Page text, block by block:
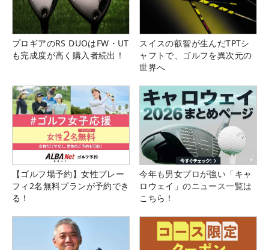
プロギアのRS DUOはFW・UT
も完成度が高く購入者続出！
スイスの叡智が生んだTPTシ
ャフトで、ゴルフを異次元の
世界へ
【ゴルフ場予約】女性プレー
フィ2名無料プランが予約でき
る！
今年も男女プロが強い「キャ
ロウェイ」のニュース一覧は
こちら！